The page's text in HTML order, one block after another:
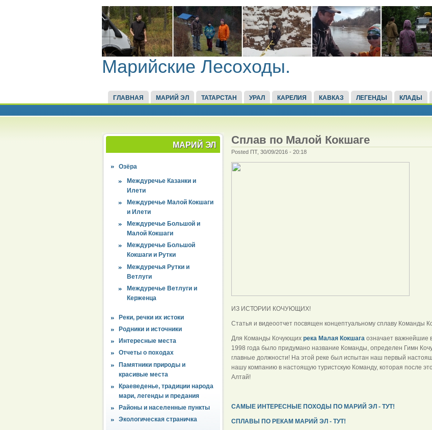
Марийские Лесоходы.
ГЛАВНАЯ МАРИЙ ЭЛ ТАТАРСТАН УРАЛ КАРЕЛИЯ КАВКАЗ ЛЕГЕНДЫ КЛАДЫ
МАРИЙ ЭЛ
Озёра
Междуречье Казанки и
Илети
Междуречье Малой Кокшаги
и Илети
Междуречье Большой и
Малой Кокшаги
Междуречье Большой
Кокшаги и Рутки
Междуречья Рутки и
Ветлуги
Междуречье Ветлуги и
Керженца
Реки, речки их истоки
Родники и источники
Интересные места
Отчеты о походах
Памятники природы и
красивые места
Краеведенье, традиции народа
мари, легенды и предания
Районы и населенные пункты
Экологическая страничка
Сплав по Малой Кокшаге
Posted ПТ, 30/09/2016 - 20:18
ИЗ ИСТОРИИ КОЧУЮЩИХ!
Статья и видеоотчет посвящен концептуальному сплаву Команды
Для Команды Кочующих река Малая Кокшагаозначает важнейшие
1998 года было придумано название Команды, определен Гимн
главные должности! На этой реке был испытан наш первый
нашу компанию в настоящую туристскую Команду, которая после
Алтай!
САМЫЕ ИНТЕРЕСНЫЕ ПОХОДЫ ПО МАРИЙ ЭЛ - ТУТ!
СПЛАВЫ ПО РЕКАМ МАРИЙ ЭЛ - ТУТ!